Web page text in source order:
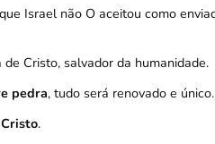
Israel não O aceitou como
Cristo, salvador da humanidade.
pedra, tudo será renovado e único.
.